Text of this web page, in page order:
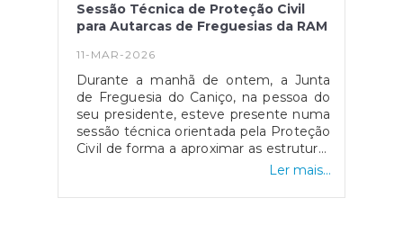
Sessão Técnica de Proteção Civil
para Autarcas de Freguesias da RAM
11-MAR-2026
Durante a manhã de ontem, a Junta
de Freguesia do Caniço, na pessoa do
seu presidente, esteve presente numa
sessão técnica orientada pela Proteção
Civil de forma a aproximar as estruturas
operacionais do Poder Local. Esta
uma reflexão estratégica, diálogo
Ler mais...